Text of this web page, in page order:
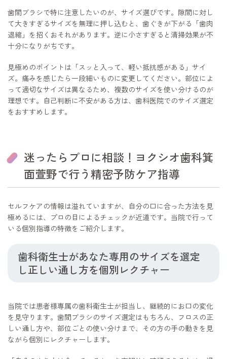
歯間ブラシで特に注意したいのが、サイズ選びです。隙間に対し
て大きすぎるサイズを無理に押し込むと、歯ぐきが下がる「歯肉
退縮」を招くおそれがあります。逆に小さすぎると清掃効果が不
十分になりがちです。
見極めのポイントは「スッと入って、軽い抵抗感がある」サイ
ズ。痛みを感じたら一段細いものに変更してください。部位によ
って適切なサイズは異なるため、複数のサイズを使い分けるのが
理想です。自己判断に不安がある方は、歯科医院でのサイズ選定
をおすすめします。
迷ったらプロに相談！ヨクシオ歯科箕
面萱野で行う精密予防ケア指導
セルフケアの情報は溢れていますが、自分の口に合った方法を見
極めるには、プロの目によるチェックが近道です。当院で行って
いる個別指導の特徴をご紹介します。
歯科衛生士があなた専用のサイズを選定
し正しい通し方を個別レクチャー
当院では患者様専属の歯科衛生士が担当し、継続的にお口の変化
を見守ります。歯間ブラシのサイズ選定はもちろん、フロスの正
しい通し方や、部位ごとの使い分けまで、その方の手の動きを見
ながら個別にレクチャーします。